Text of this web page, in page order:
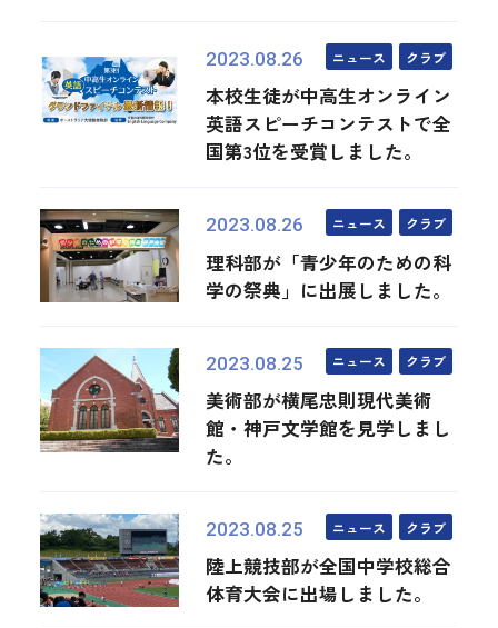
2023.08.26 ニュース クラブ
本校生徒が中高生オンライン
英語スピーチコンテストで全
国第3位を受賞しました。
2023.08.26 ニュース クラブ
理科部が「青少年のための科
学の祭典」に出展しました。
2023.08.25 ニュース クラブ
美術部が横尾忠則現代美術
館・神戸文学館を見学しまし
た。
2023.08.25 ニュース クラブ
陸上競技部が全国中学校総合
体育大会に出場しました。